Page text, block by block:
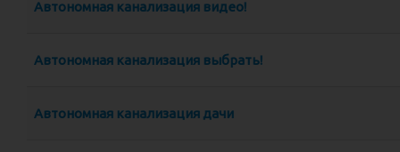
Автономная канализация видео!
Автономная канализация выбрать!
Автономная канализация дачи